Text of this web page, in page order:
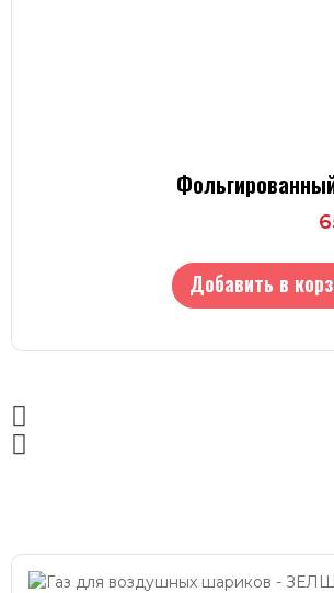
Добавить в